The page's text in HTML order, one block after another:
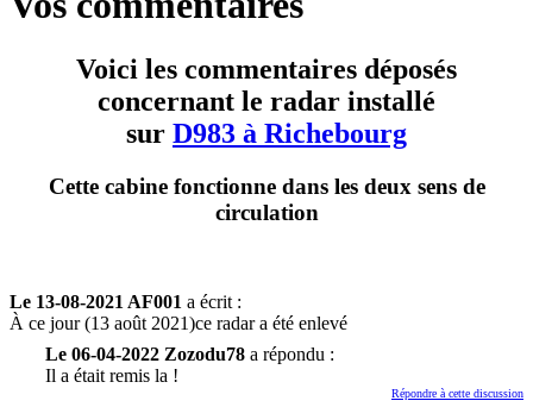
Voici les commentaires déposés
concernant le radar installé
sur D983 à Richebourg
Cette cabine fonctionne dans les deux sens de
circulation
Le 13-08-2021 AF001 a écrit :
À ce jour (13 août 2021)ce radar a été enlevé
Le 06-04-2022 Zozodu78 a répondu :
Il a était remis la !
Répondre à cette discussion